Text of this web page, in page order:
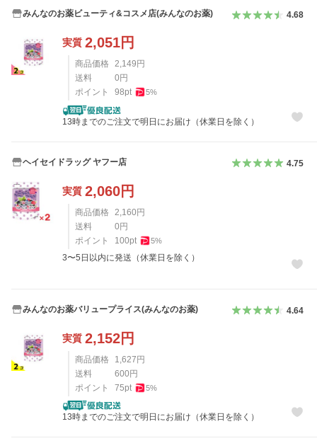
みんなのお薬ビューティ&コスメ店(みんなのお薬) 4.68
実質 2,051円
商品価格 2,149 円
送料
0 円
ポイント
98pt 5%
13時までのご注文で明日にお届け（休業日を除く）
ヘイセイドラッグ ヤフー店 4.75
実質 2,060円
商品価格 2,160円
送料
0円
ポイント
100pt 5%
3〜5日以内に発送（休業日を除く）
みんなのお薬バリュープライス(みんなのお薬) 4.64
実質 2,152円
商品価格 1,627円
送料
600円
ポイント
75pt 5%
13時までのご注文で明日にお届け（休業日を除く）